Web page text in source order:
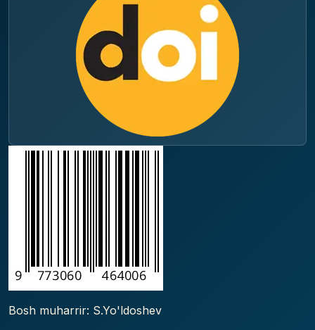
Bosh muharrir: S.Yo'ldoshev